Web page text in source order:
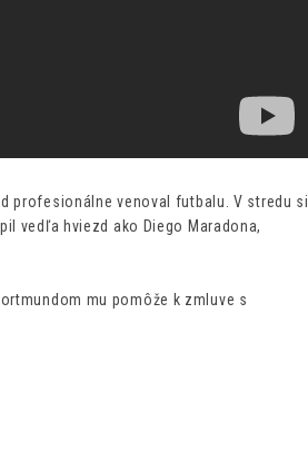
profesionálne venoval futbalu. V stredu si
vedľa hviezd ako Diego Maradona,
mu pomôže k zmluve s